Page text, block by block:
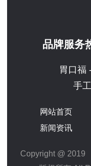
品牌服务
胃口福
手
网站首页
新闻资讯
Copyright @